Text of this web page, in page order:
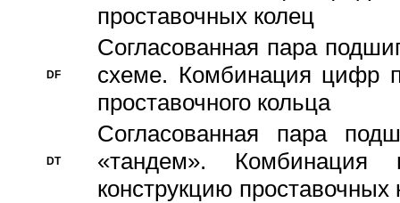
проставочных колец
DF
Согласованная пара
схеме. Комбинация цифр
проставочного кольца
DT
Согласованная пара
«тандем».
конструкцию проставочных